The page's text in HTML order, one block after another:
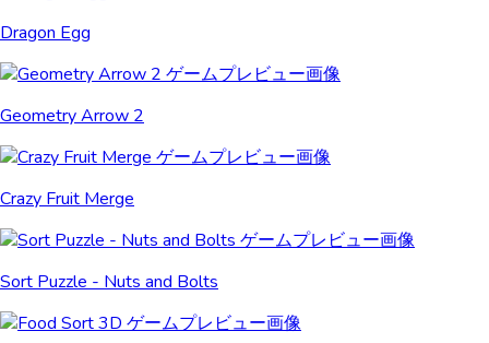
Dragon Egg
Geometry Arrow 2
Crazy Fruit Merge
Sort Puzzle - Nuts and Bolts